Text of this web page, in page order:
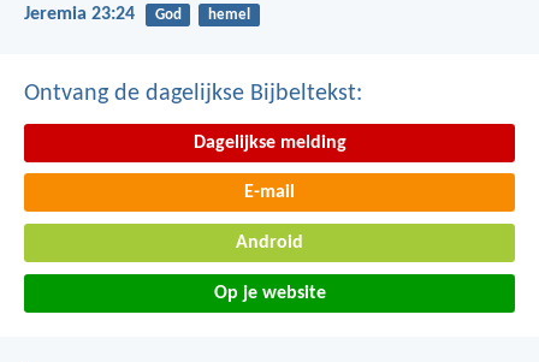
Jeremia 23:24 God hemel
Ontvang de dagelijkse Bijbeltekst:
Dagelijkse melding
E-mail
Android
Op je website